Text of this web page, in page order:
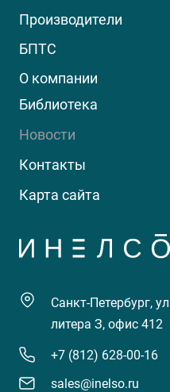
Производители
БПТС
О компании
Библиотека
Новости
Контакты
Карта сайта
Санкт-Петербург,
литера З, офис 412
+7 (812) 628-00-16
sales@inelso.ru